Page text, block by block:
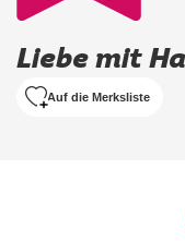
Liebe mit
Auf die Merksliste